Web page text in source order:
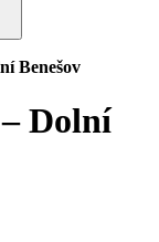
Benešov
Dolní